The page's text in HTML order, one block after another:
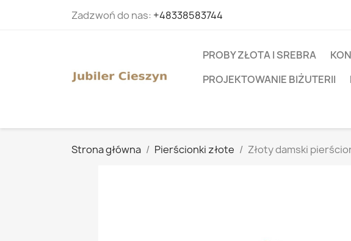
Zadzwoń do nas: +48338583744
PROBY ZŁOTA I SREBRA
PROJEKTOWANIE BIŻUTERII
Strona główna Pierścionki złote Złoty damski